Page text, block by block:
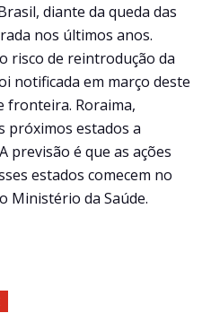
diante da queda das
nos últimos anos.
risco de reintrodução da
notificada em março deste
fronteira. Roraima,
próximos estados a
previsão é que as ações
estados comecem no
Ministério da Saúde.